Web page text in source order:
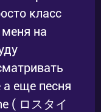
класс
на
еще песня
( ロスタイ